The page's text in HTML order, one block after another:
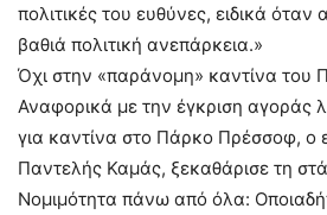
πολιτικές του ευθύνες, ειδικά όταν
βαθιά πολιτική ανεπάρκεια.»
Όχι στην «παράνομη» καντίνα
Αναφορικά με την έγκριση αγοράς
για καντίνα στο Πάρκο Πρέσσοφ, ο
Παντελής Καμάς, ξεκαθάρισε τη
Νομιμότητα πάνω από όλα: